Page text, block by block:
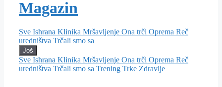
Magazin
Sve Ishrana Klinika Mršavljenje Ona trči Oprema Reč
uredništva Trčali smo sa
Još
Sve Ishrana Klinika Mršavljenje Ona trči Oprema Reč
uredništva Trčali smo sa Trening Trke Zdravlje